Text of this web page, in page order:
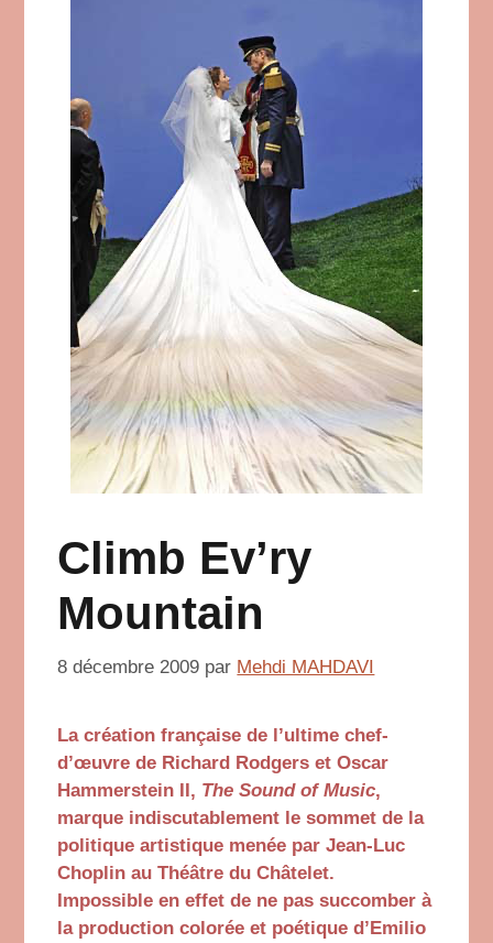
Climb Ev’ry
Mountain
8 décembre 2009 par Mehdi MAHDAVI
La création française de l’ultime chef-
d’œuvre de Richard Rodgers et Oscar
Hammerstein II, The Sound of Music,
marque indiscutablement le sommet de la
politique artistique menée par Jean-Luc
Choplin au Théâtre du Châtelet.
Impossible en effet de ne pas succomber à
la production colorée et poétique d’Emilio